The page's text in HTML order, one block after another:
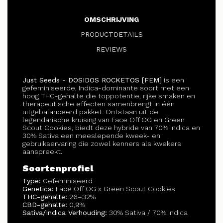
OMSCHRIJVING
PRODUCTDETAILS
REVIEWS
Just Seeds - DOSIDOS ROCKETOS [FEM] is een
gefeminiseerde, Indica-dominante soort met een
hoog THC-gehalte die toppotentie, rijke smaken en
therapeutische effecten samenbrengt in één
uitgebalanceerd pakket. Ontstaan uit de
legendarische kruising van Face Off OG en Green
Scout Cookies, biedt deze hybride van 70% Indica en
30% Sativa een meeslepende kweek- en
gebruikservaring die zowel kenners als kwekers
aanspreekt.
Soortenprofiel
Type: Gefeminiseerd
Genetica: Face Off OG x Green Scout Cookies
THC-gehalte: 26–32%
CBD-gehalte: 0,9%
Sativa/Indica Verhouding: 30% Sativa / 70% Indica